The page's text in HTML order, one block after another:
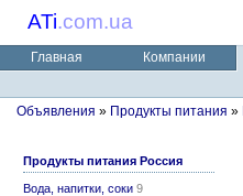
ATi.com.ua
Главная Компании
Объявления » Продукты питания »
Продукты питания Россия
Вода, напитки, соки 9